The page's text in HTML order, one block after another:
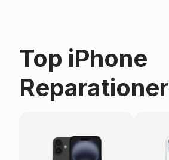
Top iPhone
Reparationer